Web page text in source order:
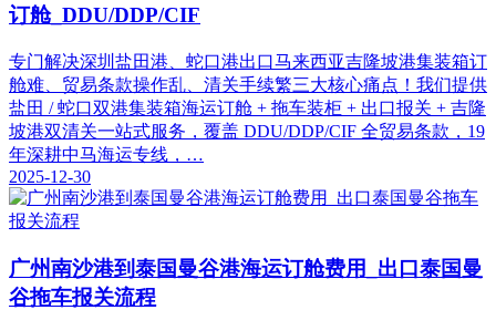
订舱_DDU/DDP/CIF
专门解决深圳盐田港、蛇口港出口马来西亚吉隆坡港集装箱订
舱难、贸易条款操作乱、清关手续繁三大核心痛点！我们提供
盐田 / 蛇口双港集装箱海运订舱 + 拖车装柜 + 出口报关 + 吉隆
坡港双清关一站式服务，覆盖 DDU/DDP/CIF 全贸易条款，19
年深耕中马海运专线，…
2025-12-30
广州南沙港到泰国曼谷港海运订舱费用_出口泰国曼
谷拖车报关流程